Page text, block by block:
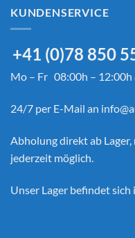
KUNDENSERVICE
+41 (0)78 850
Mo – Fr 08:00h – 12:00h
24/7 per E-Mail an
Abholung direkt ab
jederzeit möglich.
Unser Lager befindet